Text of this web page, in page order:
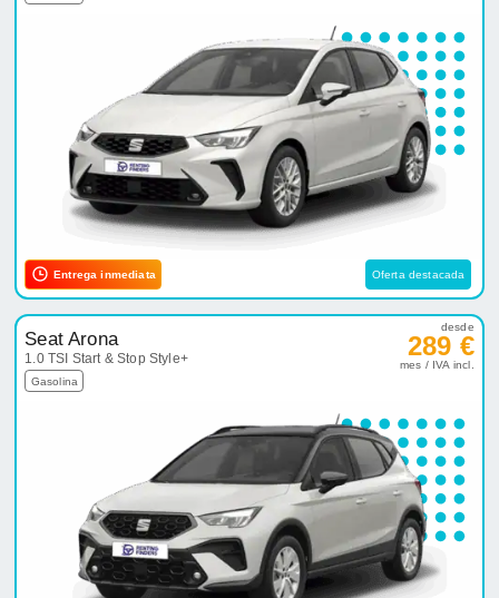
Entrega inmediata Oferta destacada
Seat Arona
1.0 TSI Start & Stop Style+
Gasolina
desde
289 €
mes / IVA incl.